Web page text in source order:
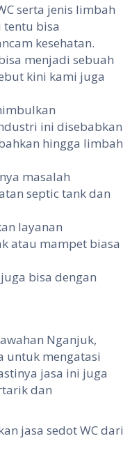
serta jenis limbah
tentu bisa
kesehatan.
menjadi sebuah
kini kami juga
ini disebabkan
hingga limbah
masalah
septic tank dan
layanan
atau mampet biasa
bisa dengan
Nganjuk,
untuk mengatasi
jasa ini juga
dan
jasa sedot WC dari